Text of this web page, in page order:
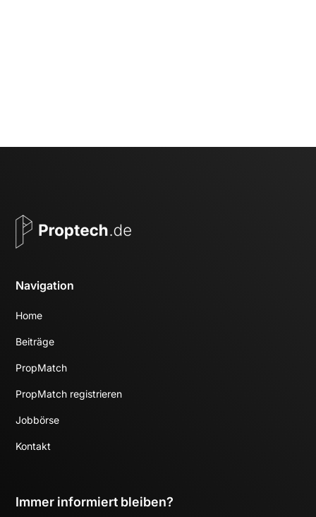
Navigation
Home
Beiträge
PropMatch
PropMatch registrieren
Jobbörse
Kontakt
Immer informiert bleiben?